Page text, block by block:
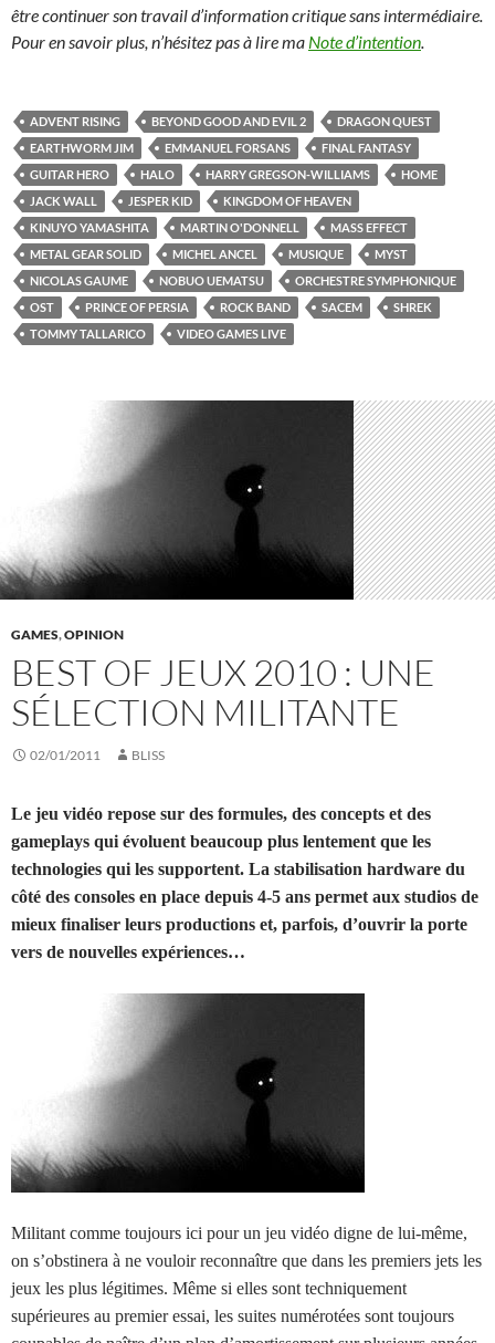
être continuer son travail d’information critique sans intermédiaire.
Pour en savoir plus, n’hésitez pas à lire ma Note d’intention.
ADVENT RISING BEYOND GOOD AND EVIL 2
DRAGON QUEST
EARTHWORM JIM
EMMANUEL FORSANS
FINAL FANTASY
GUITAR HERO
HALO HARRY GREGSON-WILLIAMS
HOME
JACK WALL
JESPER KID
KINGDOM OF HEAVEN
KINUYO YAMASHITA
MARTIN O'DONNELL
MASS EFFECT
METAL GEAR SOLID
MICHEL ANCEL MUSIQUE
MYST
NICOLAS GAUME
NOBUO UEMATSU
ORCHESTRE SYMPHONIQUE
OST
PRINCE OF PERSIA ROCK BAND SACEM
SHREK
TOMMY TALLARICO
VIDEO GAMES LIVE
GAMES,OPINION
BEST OF JEUX 2010 : UNE
SÉLECTION MILITANTE
02/01/2011 BLISS
Le jeu vidéo repose sur des formules, des concepts et des
gameplays qui évoluent beaucoup plus lentement que les
technologies qui les supportent. La stabilisation hardware du
côté des consoles en place depuis 4-5 ans permet aux studios de
mieux finaliser leurs productions et, parfois, d’ouvrir la porte
vers de nouvelles expériences…
Militant comme toujours ici pour un jeu vidéo digne de lui-même,
on s’obstinera à ne vouloir reconnaître que dans les premiers jets les
jeux les plus légitimes. Même si elles sont techniquement
supérieures au premier essai, les suites numérotées sont toujours